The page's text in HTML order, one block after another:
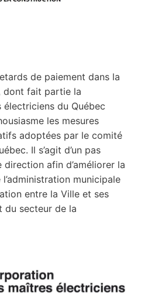
de paiement dans la
dont fait partie la
du Québec
les mesures
adoptées par le comité
Il s’agit d’un pas
afin d’améliorer la
municipale
entre la Ville et ses
du secteur de la